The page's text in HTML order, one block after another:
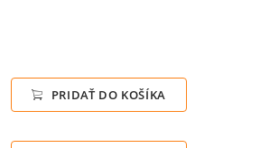
PRIDAŤ DO KOŠÍKA